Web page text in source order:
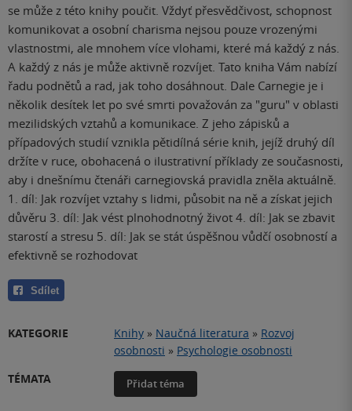
se může z této knihy poučit. Vždyť přesvědčivost, schopnost
komunikovat a osobní charisma nejsou pouze vrozenými
vlastnostmi, ale mnohem více vlohami, které má každý z nás.
A každý z nás je může aktivně rozvíjet. Tato kniha Vám nabízí
řadu podnětů a rad, jak toho dosáhnout. Dale Carnegie je i
několik desítek let po své smrti považován za "guru" v oblasti
mezilidských vztahů a komunikace. Z jeho zápisků a
případových studií vznikla pětidílná série knih, jejíž druhý díl
držíte v ruce, obohacená o ilustrativní příklady ze současnosti,
aby i dnešnímu čtenáři carnegiovská pravidla zněla aktuálně.
1. díl: Jak rozvíjet vztahy s lidmi, působit na ně a získat jejich
důvěru 3. díl: Jak vést plnohodnotný život 4. díl: Jak se zbavit
starostí a stresu 5. díl: Jak se stát úspěšnou vůdčí osobností a
efektivně se rozhodovat
Sdílet
KATEGORIE Knihy » Naučná literatura » Rozvoj
osobnosti » Psychologie osobnosti
TÉMATA
Přidat téma